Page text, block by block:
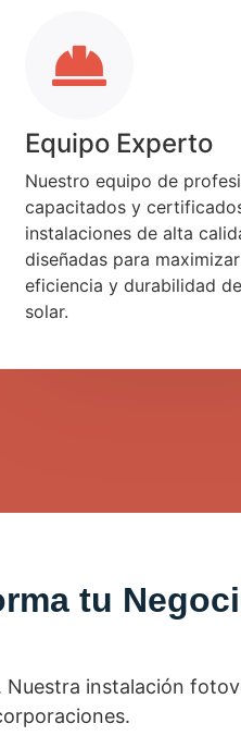
Equipo Experto
Nuestro equipo de
capacitados y
instalaciones de alta
diseñadas para
eficiencia y durabilidad
solar.
tu
Nuestra instalación